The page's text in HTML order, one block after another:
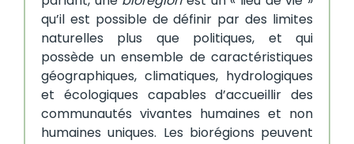
qu’il est possible de définir par des limites
naturelles plus que politiques, et qui
possède un ensemble de caractéristiques
géographiques, climatiques, hydrologiques
et écologiques capables d’accueillir des
communautés vivantes humaines et non
humaines uniques. Les biorégions peuvent